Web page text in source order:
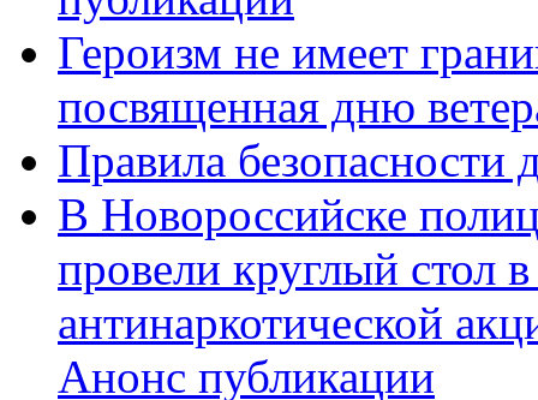
Героизм не имеет
посвященная дню
Правила безопасности
В Новороссийске
провели круглый стол
антинаркотической
Анонс публикации